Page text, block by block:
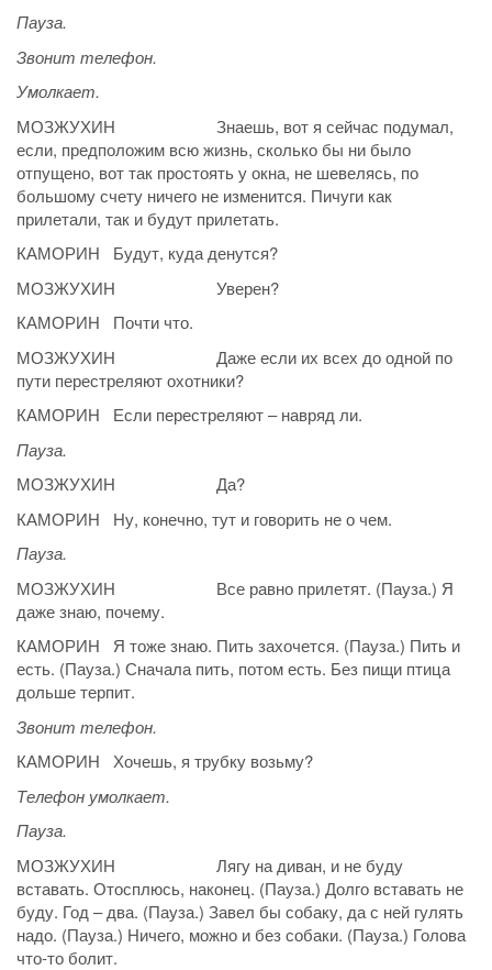
Пауза.
Звонит телефон.
Умолкает.
МОЗЖУХИН Знаешь, вот я сейчас подумал,
если, предположим всю жизнь, сколько бы ни было
отпущено, вот так простоять у окна, не шевелясь, по
большому счету ничего не изменится. Пичуги как
прилетали, так и будут прилетать.
КАМОРИН Будут, куда денутся?
МОЗЖУХИН Уверен?
КАМОРИН Почти что.
МОЗЖУХИН Даже если их всех до одной по
пути перестреляют охотники?
КАМОРИН Если перестреляют – навряд ли.
Пауза.
МОЗЖУХИН Да?
КАМОРИН Ну, конечно, тут и говорить не о чем.
Пауза.
МОЗЖУХИН Все равно прилетят. (Пауза.) Я
даже знаю, почему.
КАМОРИН Я тоже знаю. Пить захочется. (Пауза.) Пить и
есть. (Пауза.) Сначала пить, потом есть. Без пищи птица
дольше терпит.
Звонит телефон.
КАМОРИН Хочешь, я трубку возьму?
Телефон умолкает.
Пауза.
МОЗЖУХИН Лягу на диван, и не буду
вставать. Отосплюсь, наконец. (Пауза.) Долго вставать не
буду. Год – два. (Пауза.) Завел бы собаку, да с ней гулять
надо. (Пауза.) Ничего, можно и без собаки. (Пауза.) Голова
что-то болит.